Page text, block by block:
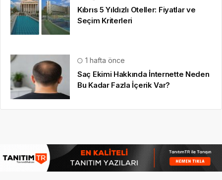
Kıbrıs 5 Yıldızlı Oteller: Fiyatlar ve
Seçim Kriterleri
1 hafta önce
Saç Ekimi Hakkında İnternette Neden
Bu Kadar Fazla İçerik Var?